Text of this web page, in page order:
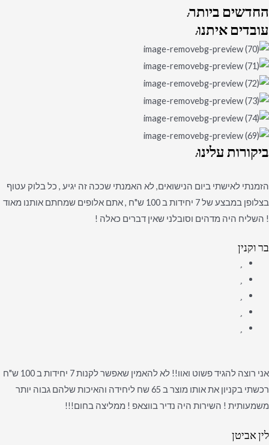
החדשיםביותר:
עובדיםאיתנו:
ביקורותעלינו:
הזמנתי לאישתי ביום הנישואים, לא האמנתי שככה זה יגיע , כל בלוק עטוף
בצלופן במבצע של 7 יחידות ב 100 ש"ח , אתם אלופים שמחתם אותנו מאוד
! השליח היה מדהים וסובלני שאין דברים כאלה !
בר וקנין
אני רוצה להגיד פשוט ואוו!! לא להאמין שאפשר לקנות 7 יחידות ב 100 ש"ח
רכשתי בקניון את אותו מוצר ב 65 שח ליחידה והאיכות שלהם גבוה יותר
משמעותית ! השירות היה נדיר בווצאפ ! ממליצה בחום!!!
לין אביטן